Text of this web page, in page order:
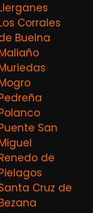
Corrales
Buelna
San
de
Cruz de